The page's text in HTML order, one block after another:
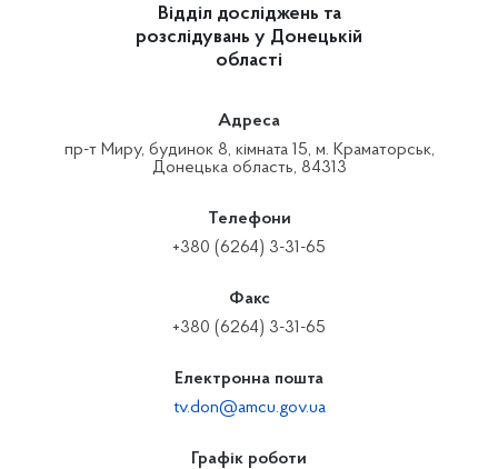
Відділ досліджень та
розслідувань у Донецькій
області
Адреса
пр-т Миру, будинок 8, кімната 15, м. Краматорськ,
Донецька область, 84313
Телефони
+380 (6264) 3-31-65
Факс
+380 (6264) 3-31-65
Електронна пошта
tv.don@amcu.gov.ua
Графік роботи